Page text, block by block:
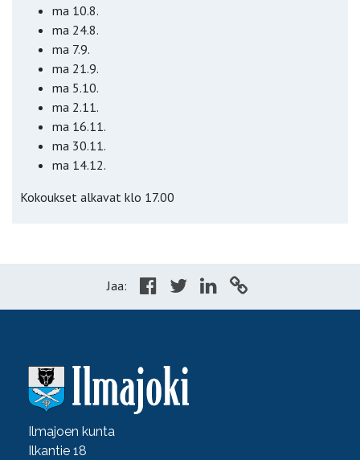
ma 10.8.
ma 24.8.
ma 7.9.
ma 21.9.
ma 5.10.
ma 2.11.
ma 16.11.
ma 30.11.
ma 14.12.
Kokoukset alkavat klo 17.00
Jaa:
Ilmajoen kunta
Ilkantie 18